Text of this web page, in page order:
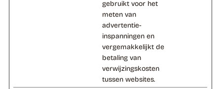
gebruikt voor het
meten van
advertentie-
inspanningen en
vergemakkelijkt de
betaling van
verwijzingskosten
tussen websites.